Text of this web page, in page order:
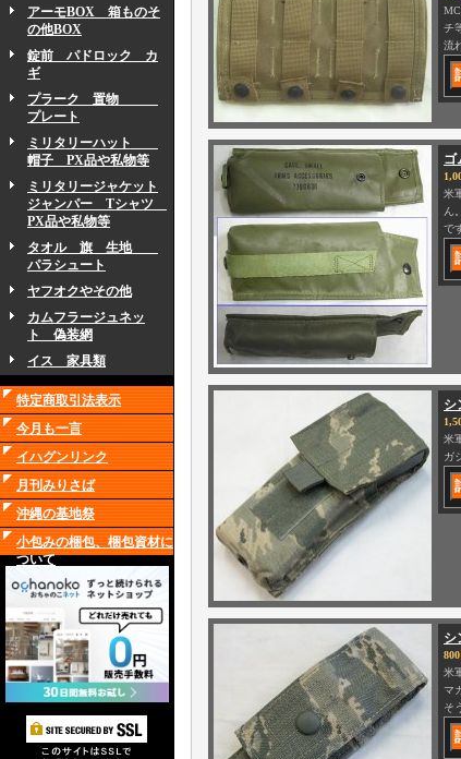
アーモBOX 箱ものそ
の他BOX
錠前 パドロック カ
ギ
プラーク 置物
プレート
ミリタリーハット
帽子 PX品や私物等
ミリタリージャケット
ジャンパー Tシャツ
PX品や私物等
タオル 旗 生地
パラシュート
ヤフオクやその他
カムフラージュネッ
ト 偽装網
イス 家具類
特定商取引法表示
今月も一言
イハグンリンク
月刊みりさば
沖縄の基地祭
小包みの梱包、梱包資材に
ついて
チ
流
ゴ
米
ん
で
シ
米
ガ
シ
米
マ
そ